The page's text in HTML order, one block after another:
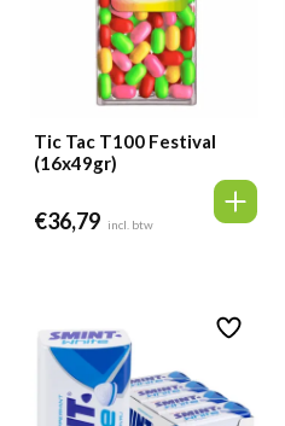
Tic Tac T100 Festival
(16x49gr)
€36,79 incl. btw